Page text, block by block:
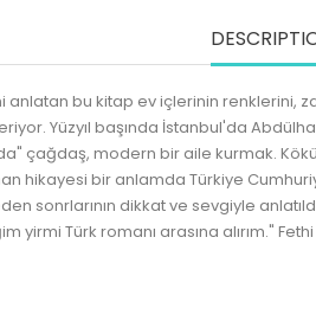
bu kitap ev içlerinin renklerini,
Yüzyıl başında İstanbul'da
çağdaş, modern bir aile kurmak.
hikayesi bir anlamda Türkiye
sonrlarının dikkat ve sevgiyle
Türk romanı arasına alırım."